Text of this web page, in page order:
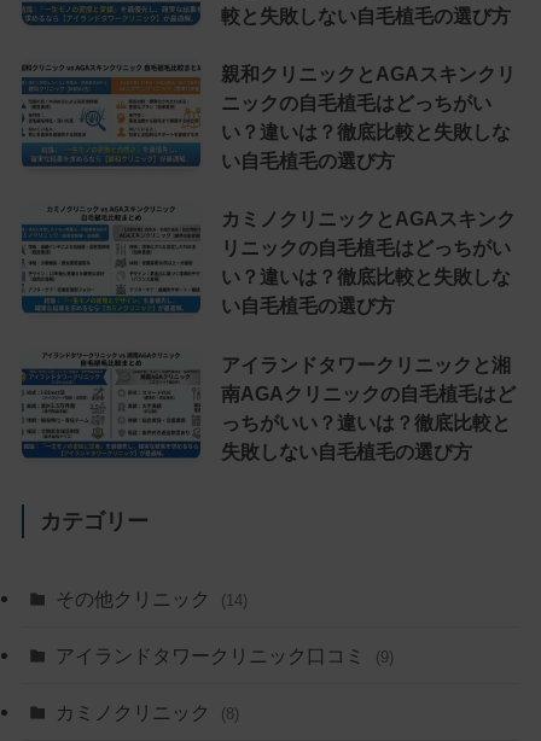
較と失敗しない自毛植毛の選び方
親和クリニックとAGAスキンクリ
ニックの自毛植毛はどっちがい
い？違いは？徹底比較と失敗しな
い自毛植毛の選び方
カミノクリニックとAGAスキンク
リニックの自毛植毛はどっちがい
い？違いは？徹底比較と失敗しな
い自毛植毛の選び方
アイランドタワークリニックと湘
南AGAクリニックの自毛植毛はど
っちがいい？違いは？徹底比較と
失敗しない自毛植毛の選び方
カテゴリー
その他クリニック (14)
アイランドタワークリニック口コミ (9)
カミノクリニック (8)